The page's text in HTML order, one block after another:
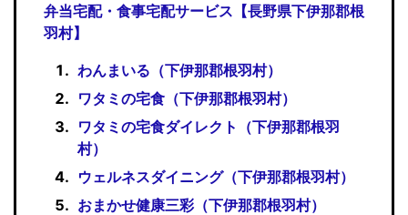
弁当宅配・食事宅配サービス【長野県下伊那郡根
羽村】
わんまいる（下伊那郡根羽村）
ワタミの宅食（下伊那郡根羽村）
ワタミの宅食ダイレクト（下伊那郡根羽
村）
ウェルネスダイニング（下伊那郡根羽村）
おまかせ健康三彩（下伊那郡根羽村）